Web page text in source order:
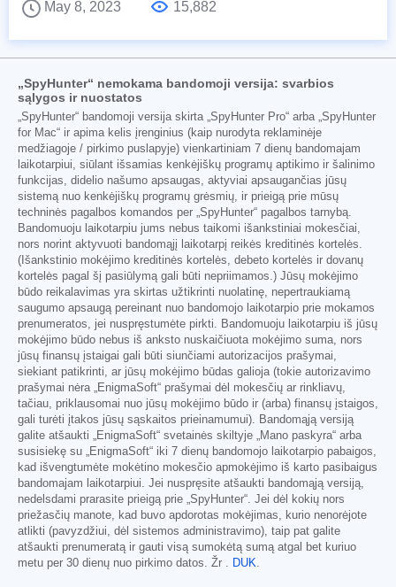
May 8, 2023
15,882
„SpyHunter“ nemokama bandomoji versija: svarbios
sąlygos ir nuostatos
„SpyHunter“ bandomoji versija skirta „SpyHunter Pro“ arba „SpyHunter
for Mac“ ir apima kelis įrenginius (kaip nurodyta reklaminėje
medžiagoje / pirkimo puslapyje) vienkartiniam 7 dienų bandomajam
laikotarpiui, siūlant išsamias kenkėjiškų programų aptikimo ir šalinimo
funkcijas, didelio našumo apsaugas, aktyviai apsaugančias jūsų
sistemą nuo kenkėjiškų programų grėsmių, ir prieigą prie mūsų
techninės pagalbos komandos per „SpyHunter“ pagalbos tarnybą.
Bandomuoju laikotarpiu jums nebus taikomi išankstiniai mokesčiai,
nors norint aktyvuoti bandomąjį laikotarpį reikės kreditinės kortelės.
(Išankstinio mokėjimo kreditinės kortelės, debeto kortelės ir dovanų
kortelės pagal šį pasiūlymą gali būti nepriimamos.) Jūsų mokėjimo
būdo reikalavimas yra skirtas užtikrinti nuolatinę, nepertraukiamą
saugumo apsaugą pereinant nuo bandomojo laikotarpio prie mokamos
prenumeratos, jei nuspręstumėte pirkti. Bandomuoju laikotarpiu iš jūsų
mokėjimo būdo nebus iš anksto nuskaičiuota mokėjimo suma, nors
jūsų finansų įstaigai gali būti siunčiami autorizacijos prašymai,
siekiant patikrinti, ar jūsų mokėjimo būdas galioja (tokie autorizavimo
prašymai nėra „EnigmaSoft“ prašymai dėl mokesčių ar rinkliavų,
tačiau, priklausomai nuo jūsų mokėjimo būdo ir (arba) finansų įstaigos,
gali turėti įtakos jūsų sąskaitos prieinamumui). Bandomąją versiją
galite atšaukti „EnigmaSoft“ svetainės skiltyje „Mano paskyra“ arba
susisiekę su „EnigmaSoft“ iki 7 dienų bandomojo laikotarpio pabaigos,
kad išvengtumėte mokėtino mokesčio apmokėjimo iš karto pasibaigus
bandomajam laikotarpiui. Jei nuspręsite atšaukti bandomąją versiją,
nedelsdami prarasite prieigą prie „SpyHunter“. Jei dėl kokių nors
priežasčių manote, kad buvo apdorotas mokėjimas, kurio nenorėjote
atlikti (pavyzdžiui, dėl sistemos administravimo), taip pat galite
atšaukti prenumeratą ir gauti visą sumokėtą sumą atgal bet kuriuo
metu per 30 dienų nuo pirkimo datos. Žr . DUK.